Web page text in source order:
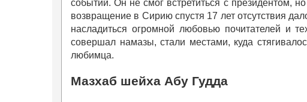
событий. Он не смог встретиться с президентом,
возвращение в Сирию спустя 17 лет отсутствия
насладиться огромной любовью почитателей и
совершал намазы, стали местами, куда
любимца.
Мазхаб шейха Абу Гудда